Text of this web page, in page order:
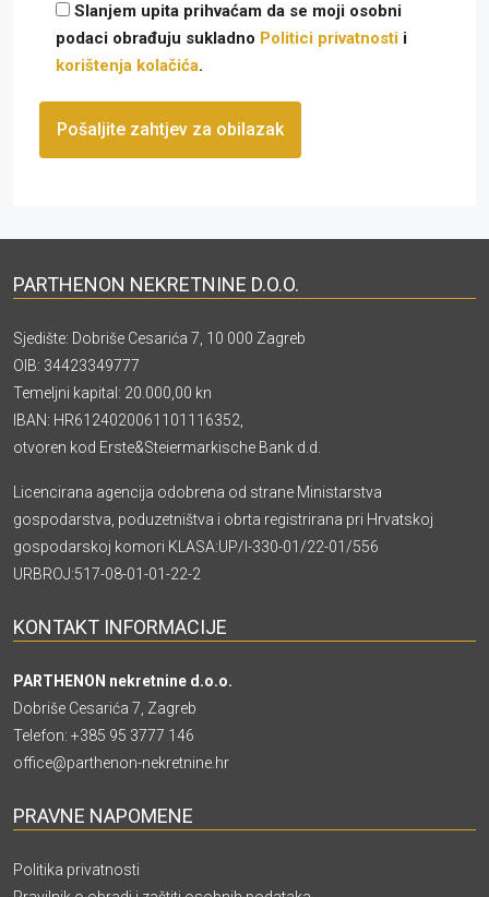
Slanjem upita prihvaćam da se moji osobni
podaci obrađuju sukladno Politici privatnosti i
korištenja kolačića.
PARTHENON NEKRETNINE D.O.O.
Sjedište: Dobriše Cesarića 7, 10 000 Zagreb
OIB: 34423349777
Temeljni kapital: 20.000,00 kn
IBAN: HR6124020061101116352,
otvoren kod Erste&Steiermarkische Bank d.d.
Licencirana agencija odobrena od strane Ministarstva
gospodarstva, poduzetništva i obrta registrirana pri Hrvatskoj
gospodarskoj komori KLASA:UP/I-330-01/22-01/556
URBROJ:517-08-01-01-22-2
KONTAKT INFORMACIJE
PARTHENON nekretnine d.o.o.
Dobriše Cesarića 7, Zagreb
Telefon: +385 95 3777 146
office@parthenon-nekretnine.hr
PRAVNE NAPOMENE
Politika privatnosti